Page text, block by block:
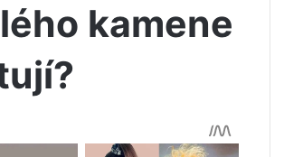
kamene